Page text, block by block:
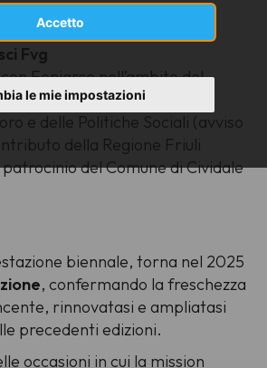
Accetto
le mie impostazioni
Fvg
Feniarco nell’ambito del
con il sostegno del
e delle Politiche Sociali (avviso
della Regione Friuli
patrocinio del Comune di Cividale
biennale, torna nel 2025
, confermando la freschezza
rinnovatasi e ampliatasi
precedenti edizioni.
occasioni in cui la mission